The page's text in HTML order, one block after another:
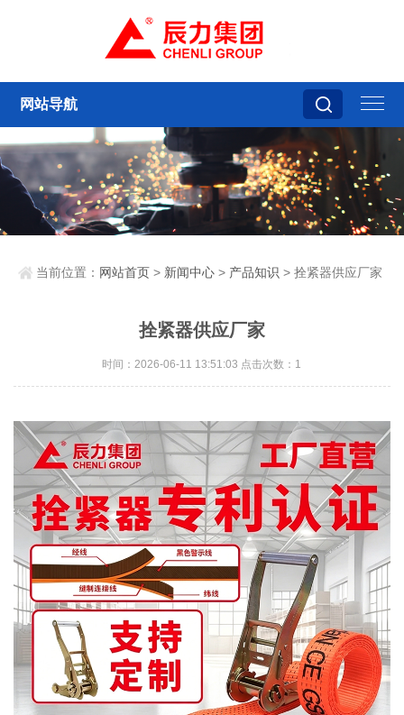
网站导航
当前位置： 网站首页 > 新闻中心 > 产品知识 > 拴紧器供应厂家
拴紧器供应厂家
时间：2026-06-11 13:51:03 点击次数：1